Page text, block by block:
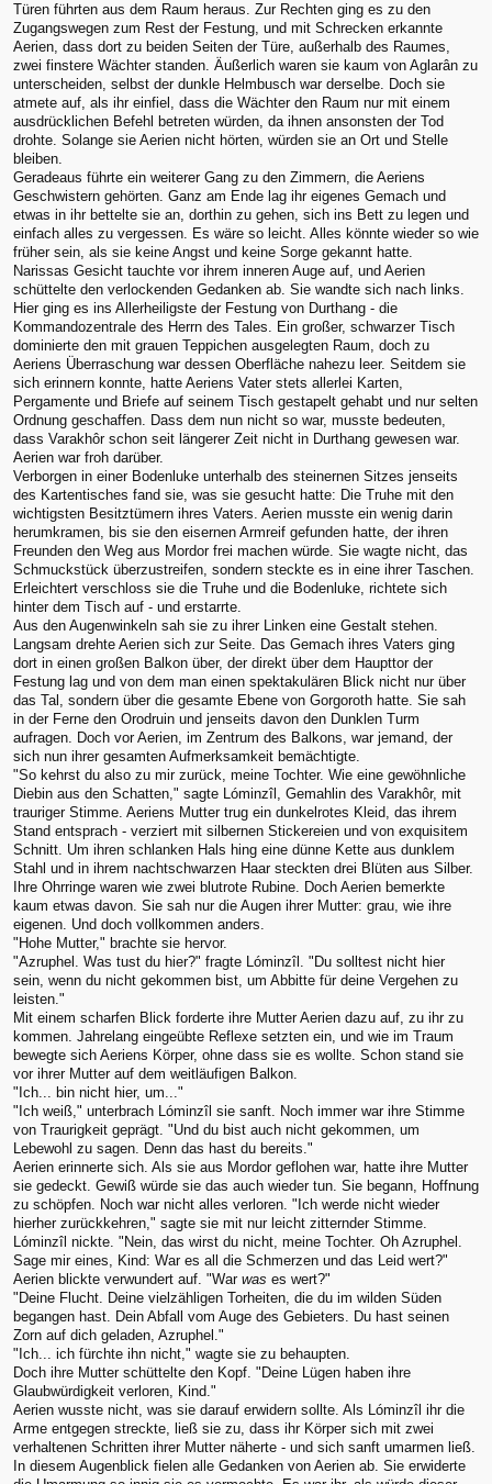
Türen führten aus dem Raum heraus. Zur Rechten ging es zu den
Zugangswegen zum Rest der Festung, und mit Schrecken erkannte
Aerien, dass dort zu beiden Seiten der Türe, außerhalb des Raumes,
zwei finstere Wächter standen. Äußerlich waren sie kaum von Aglarân zu
unterscheiden, selbst der dunkle Helmbusch war derselbe. Doch sie
atmete auf, als ihr einfiel, dass die Wächter den Raum nur mit einem
ausdrücklichen Befehl betreten würden, da ihnen ansonsten der Tod
drohte. Solange sie Aerien nicht hörten, würden sie an Ort und Stelle
bleiben.
Geradeaus führte ein weiterer Gang zu den Zimmern, die Aeriens
Geschwistern gehörten. Ganz am Ende lag ihr eigenes Gemach und
etwas in ihr bettelte sie an, dorthin zu gehen, sich ins Bett zu legen und
einfach alles zu vergessen. Es wäre so leicht. Alles könnte wieder so wie
früher sein, als sie keine Angst und keine Sorge gekannt hatte.
Narissas Gesicht tauchte vor ihrem inneren Auge auf, und Aerien
schüttelte den verlockenden Gedanken ab. Sie wandte sich nach links.
Hier ging es ins Allerheiligste der Festung von Durthang - die
Kommandozentrale des Herrn des Tales. Ein großer, schwarzer Tisch
dominierte den mit grauen Teppichen ausgelegten Raum, doch zu
Aeriens Überraschung war dessen Oberfläche nahezu leer. Seitdem sie
sich erinnern konnte, hatte Aeriens Vater stets allerlei Karten,
Pergamente und Briefe auf seinem Tisch gestapelt gehabt und nur selten
Ordnung geschaffen. Dass dem nun nicht so war, musste bedeuten,
dass Varakhôr schon seit längerer Zeit nicht in Durthang gewesen war.
Aerien war froh darüber.
Verborgen in einer Bodenluke unterhalb des steinernen Sitzes jenseits
des Kartentisches fand sie, was sie gesucht hatte: Die Truhe mit den
wichtigsten Besitztümern ihres Vaters. Aerien musste ein wenig darin
herumkramen, bis sie den eisernen Armreif gefunden hatte, der ihren
Freunden den Weg aus Mordor frei machen würde. Sie wagte nicht, das
Schmuckstück überzustreifen, sondern steckte es in eine ihrer Taschen.
Erleichtert verschloss sie die Truhe und die Bodenluke, richtete sich
hinter dem Tisch auf - und erstarrte.
Aus den Augenwinkeln sah sie zu ihrer Linken eine Gestalt stehen.
Langsam drehte Aerien sich zur Seite. Das Gemach ihres Vaters ging
dort in einen großen Balkon über, der direkt über dem Haupttor der
Festung lag und von dem man einen spektakulären Blick nicht nur über
das Tal, sondern über die gesamte Ebene von Gorgoroth hatte. Sie sah
in der Ferne den Orodruin und jenseits davon den Dunklen Turm
aufragen. Doch vor Aerien, im Zentrum des Balkons, war jemand, der
sich nun ihrer gesamten Aufmerksamkeit bemächtigte.
"So kehrst du also zu mir zurück, meine Tochter. Wie eine gewöhnliche
Diebin aus den Schatten," sagte Lóminzîl, Gemahlin des Varakhôr, mit
trauriger Stimme. Aeriens Mutter trug ein dunkelrotes Kleid, das ihrem
Stand entsprach - verziert mit silbernen Stickereien und von exquisitem
Schnitt. Um ihren schlanken Hals hing eine dünne Kette aus dunklem
Stahl und in ihrem nachtschwarzen Haar steckten drei Blüten aus Silber.
Ihre Ohrringe waren wie zwei blutrote Rubine. Doch Aerien bemerkte
kaum etwas davon. Sie sah nur die Augen ihrer Mutter: grau, wie ihre
eigenen. Und doch vollkommen anders.
"Hohe Mutter," brachte sie hervor.
"Azruphel. Was tust du hier?" fragte Lóminzîl. "Du solltest nicht hier
sein, wenn du nicht gekommen bist, um Abbitte für deine Vergehen zu
leisten."
Mit einem scharfen Blick forderte ihre Mutter Aerien dazu auf, zu ihr zu
kommen. Jahrelang eingeübte Reflexe setzten ein, und wie im Traum
bewegte sich Aeriens Körper, ohne dass sie es wollte. Schon stand sie
vor ihrer Mutter auf dem weitläufigen Balkon.
"Ich... bin nicht hier, um..."
"Ich weiß," unterbrach Lóminzîl sie sanft. Noch immer war ihre Stimme
von Traurigkeit geprägt. "Und du bist auch nicht gekommen, um
Lebewohl zu sagen. Denn das hast du bereits."
Aerien erinnerte sich. Als sie aus Mordor geflohen war, hatte ihre Mutter
sie gedeckt. Gewiß würde sie das auch wieder tun. Sie begann, Hoffnung
zu schöpfen. Noch war nicht alles verloren. "Ich werde nicht wieder
hierher zurückkehren," sagte sie mit nur leicht zitternder Stimme.
Lóminzîl nickte. "Nein, das wirst du nicht, meine Tochter. Oh Azruphel.
Sage mir eines, Kind: War es all die Schmerzen und das Leid wert?"
Aerien blickte verwundert auf. "War was es wert?"
"Deine Flucht. Deine vielzähligen Torheiten, die du im wilden Süden
begangen hast. Dein Abfall vom Auge des Gebieters. Du hast seinen
Zorn auf dich geladen, Azruphel."
"Ich... ich fürchte ihn nicht," wagte sie zu behaupten.
Doch ihre Mutter schüttelte den Kopf. "Deine Lügen haben ihre
Glaubwürdigkeit verloren, Kind."
Aerien wusste nicht, was sie darauf erwidern sollte. Als Lóminzîl ihr die
Arme entgegen streckte, ließ sie zu, dass ihr Körper sich mit zwei
verhaltenen Schritten ihrer Mutter näherte - und sich sanft umarmen ließ.
In diesem Augenblick fielen alle Gedanken von Aerien ab. Sie erwiderte